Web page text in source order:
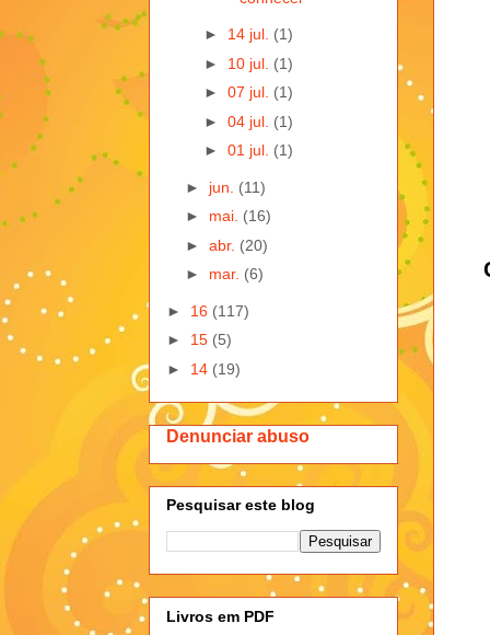
► 14 jul. (1)
► 10 jul. (1)
► 07 jul. (1)
► 04 jul. (1)
► 01 jul. (1)
► jun. (11)
► mai. (16)
► abr. (20)
► mar. (6)
► 16 (117)
► 15 (5)
► 14 (19)
Denunciar abuso
Pesquisar este blog
Livros em PDF